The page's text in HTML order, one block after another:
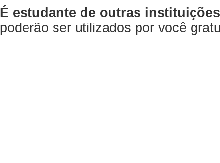
É estudante de outras
poderão ser utilizados por você